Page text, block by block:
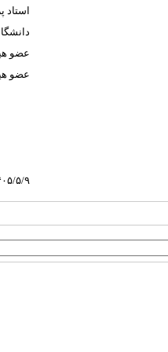
عضو
عضو
۱۴۰۵/